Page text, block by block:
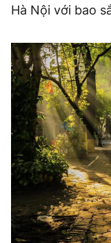
Hà Nội với bao